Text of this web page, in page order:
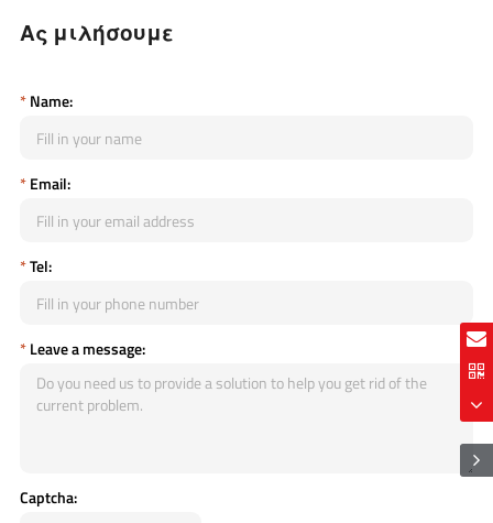
Ας μιλήσουμε
*Name:
*Email:
*Tel:
*Leave a message:
Captcha: